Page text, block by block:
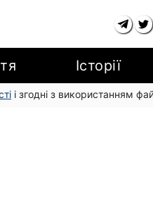
Історії
і згодні з використанням